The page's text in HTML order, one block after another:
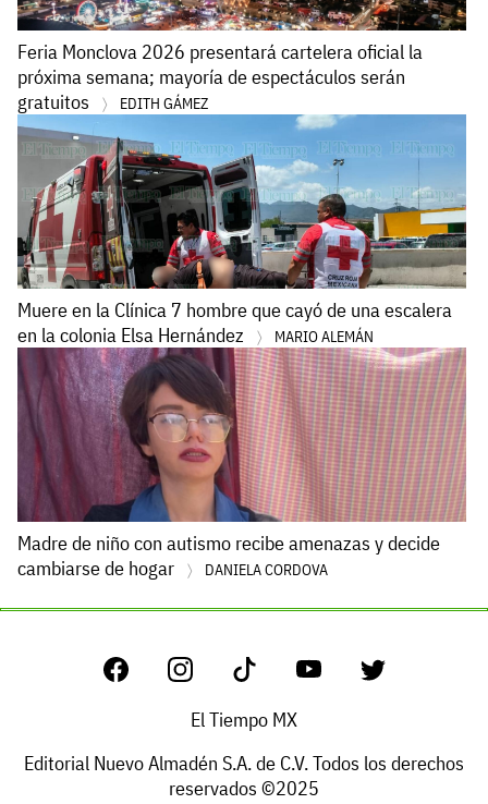
Feria Monclova 2026 presentará cartelera oficial la
próxima semana; mayoría de espectáculos serán
gratuitos
EDITH GÁMEZ
Muere en la Clínica 7 hombre que cayó de una escalera
en la colonia Elsa Hernández
MARIO ALEMÁN
Madre de niño con autismo recibe amenazas y decide
cambiarse de hogar
DANIELA CORDOVA
El Tiempo MX
Editorial Nuevo Almadén S.A. de C.V. Todos los derechos
reservados ©2025